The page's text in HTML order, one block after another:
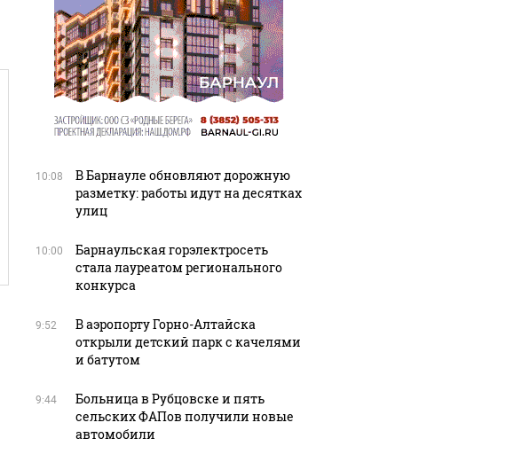
10:08
В Барнауле обновляют дорожную
разметку: работы идут на десятках
улиц
10:00
Барнаульская горэлектросеть
стала лауреатом регионального
конкурса
9:52
В аэропорту Горно-Алтайска
открыли детский парк с качелями
и батутом
9:44
Больница в Рубцовске и пять
сельских ФАПов получили новые
автомобили